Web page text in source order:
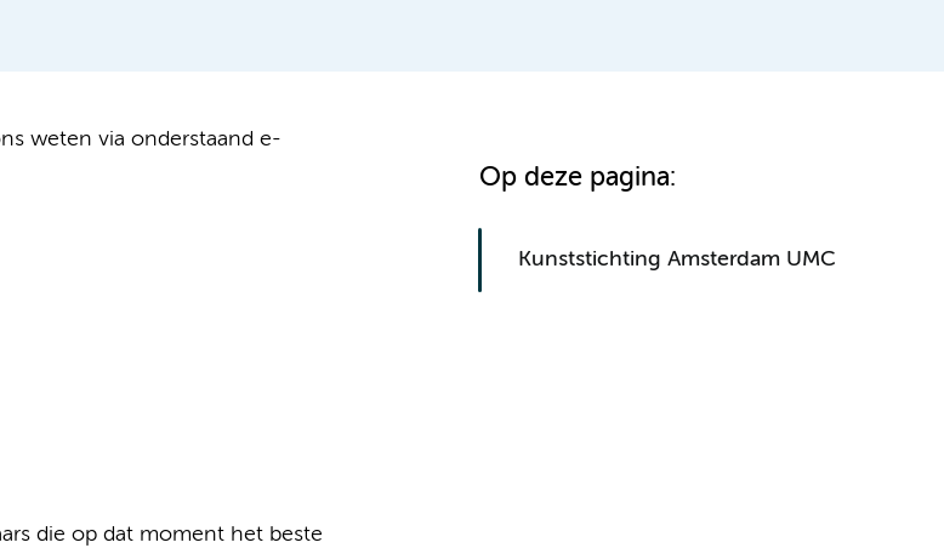
weten via onderstaand e-
die op dat moment het beste
Op deze pagina:
Kunststichting Amsterdam UMC